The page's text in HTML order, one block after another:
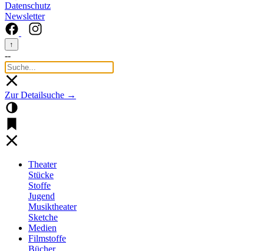
Datenschutz
Newsletter
↑
--
Zur Detailsuche →
Theater
Stücke
Stoffe
Jugend
Musiktheater
Sketche
Medien
Filmstoffe
Bücher